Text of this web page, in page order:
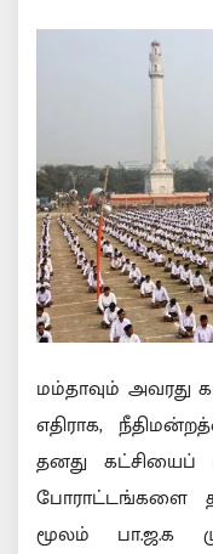
மம்தாவும் அவரது
எதிராக,
தனது கட்சியைப்
போராட்டங்களை
மூலம் பா.ஜ.க